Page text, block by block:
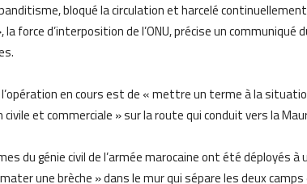
bloqué la circulation et harcelé
la force d’interposition de l’ONU, précise un
en cours est de « mettre un terme à la
civile et commerciale » sur la route qui conduit vers la
du génie civil de l’armée marocaine ont été déployés
une brèche » dans le mur qui sépare les deux